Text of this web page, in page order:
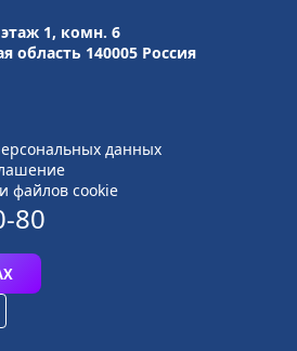
1, комн. 6
область 140005 Россия
данных
файлов cookie
80